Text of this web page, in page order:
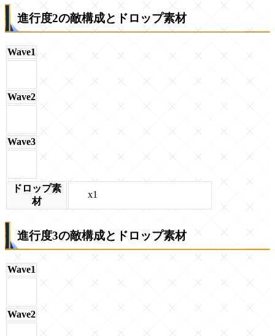
進行度2の敵構成とドロップ素材
Wave1
Wave2
Wave3
ドロップ素
材
x1
進行度3の敵構成とドロップ素材
Wave1
Wave2